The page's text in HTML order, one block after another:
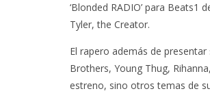
‘Blonded RADIO’ para
Tyler, the Creator.
El rapero además de
Brothers, Young Thug,
estreno, sino otros temas de